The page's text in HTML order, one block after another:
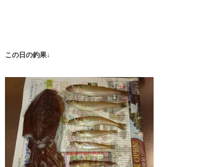
この日の釣果↓